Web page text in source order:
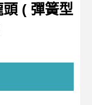
( 彈簧型